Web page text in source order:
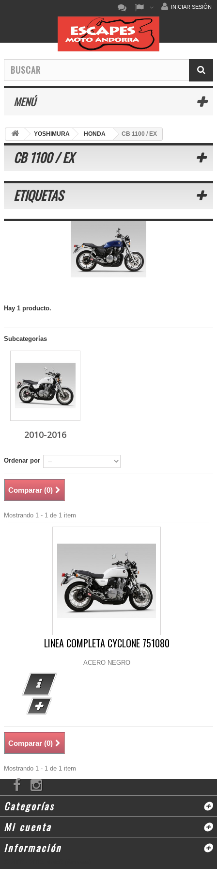
INICIAR SESIÓN
MENÚ
YOSHIMURA HONDA CB 1100 / EX
CB 1100 / EX
ETIQUETAS
Hay 1 producto.
Subcategorías
2010-2016
Ordenar por
Comparar (0)
Mostrando 1 - 1 de 1 item
LINEA COMPLETA CYCLONE 751080
ACERO NEGRO
Comparar (0)
Mostrando 1 - 1 de 1 item
Categorías
Mi cuenta
Información